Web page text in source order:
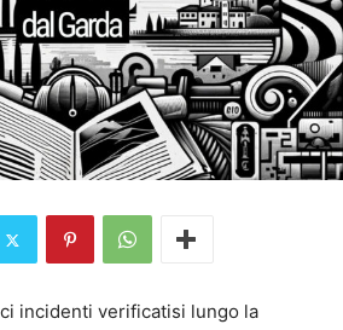
incidenti verificatisi lungo la